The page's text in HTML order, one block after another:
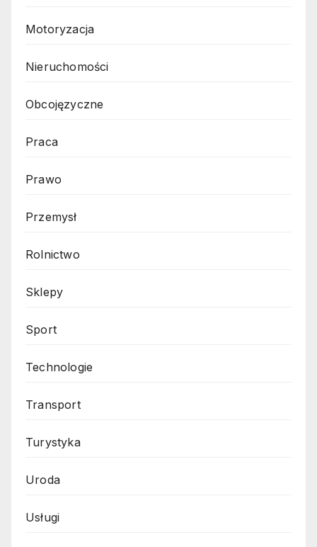
Motoryzacja
Nieruchomości
Obcojęzyczne
Praca
Prawo
Przemysł
Rolnictwo
Sklepy
Sport
Technologie
Transport
Turystyka
Uroda
Usługi